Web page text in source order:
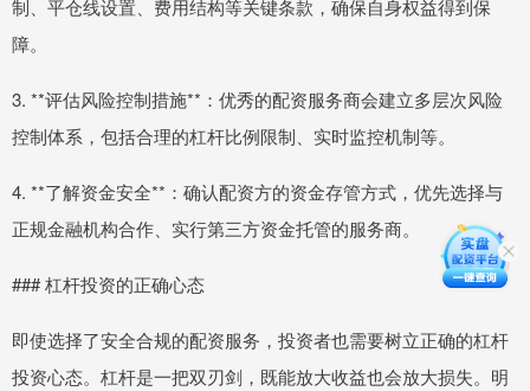
制、平仓线设置、费用结构等关键条款，确保自身权益得到保
障。
3. **评估风险控制措施**：优秀的配资服务商会建立多层次风险
控制体系，包括合理的杠杆比例限制、实时监控机制等。
4. **了解资金安全**：确认配资方的资金存管方式，优先选择与
正规金融机构合作、实行第三方资金托管的服务商。
### 杠杆投资的正确心态
即使选择了安全合规的配资服务，投资者也需要树立正确的杠杆
投资心态。杠杆是一把双刃剑，既能放大收益也会放大损失。明